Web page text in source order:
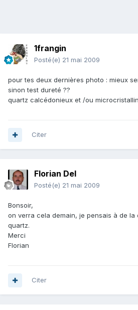
1frangin
Posté(e) 21 mai 2009
pour tes deux dernières photo : mieux
sinon test dureté ??
quartz calcédonieux et /ou
Citer
Florian Del
Posté(e) 21 mai 2009
Bonsoir,
on verra cela demain, je pensais à de
quartz.
Merci
Florian
Citer